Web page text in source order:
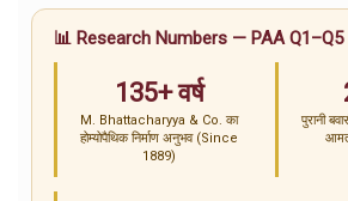
📊 Research Numbers — PAA Q1–Q5
135+ वर्ष
M. Bhattacharyya & Co. का
होम्योपैथिक निर्माण अनुभव (Since
1889)
पुरानी